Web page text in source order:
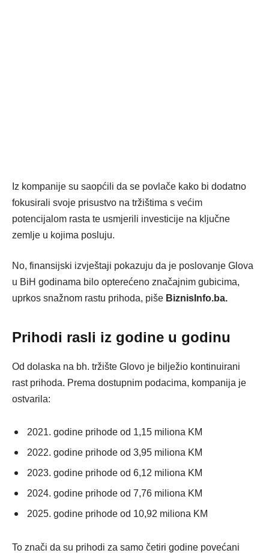
Iz kompanije su saopćili da se povlače kako bi dodatno
fokusirali svoje prisustvo na tržištima s većim
potencijalom rasta te usmjerili investicije na ključne
zemlje u kojima posluju.
No, finansijski izvještaji pokazuju da je poslovanje Glova
u BiH godinama bilo opterećeno značajnim gubicima,
uprkos snažnom rastu prihoda, piše BiznisInfo.ba.
Prihodi rasli iz godine u godinu
Od dolaska na bh. tržište Glovo je bilježio kontinuirani
rast prihoda. Prema dostupnim podacima, kompanija je
ostvarila:
2021. godine prihode od 1,15 miliona KM
2022. godine prihode od 3,95 miliona KM
2023. godine prihode od 6,12 miliona KM
2024. godine prihode od 7,76 miliona KM
2025. godine prihode od 10,92 miliona KM
To znači da su prihodi za samo četiri godine povećani